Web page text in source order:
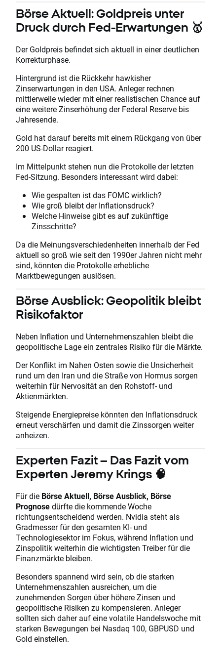
Börse Aktuell: Goldpreis unter
Druck durch Fed-Erwartungen 🥇
Der Goldpreis befindet sich aktuell in einer deutlichen
Korrekturphase.
Hintergrund ist die Rückkehr hawkisher
Zinserwartungen in den USA. Anleger rechnen
mittlerweile wieder mit einer realistischen Chance auf
eine weitere Zinserhöhung der Federal Reserve bis
Jahresende.
Gold hat darauf bereits mit einem Rückgang von über
200 US-Dollar reagiert.
Im Mittelpunkt stehen nun die Protokolle der letzten
Fed-Sitzung. Besonders interessant wird dabei:
Wie gespalten ist das FOMC wirklich?
Wie groß bleibt der Inflationsdruck?
Welche Hinweise gibt es auf zukünftige
Zinsschritte?
Da die Meinungsverschiedenheiten innerhalb der Fed
aktuell so groß wie seit den 1990er Jahren nicht mehr
sind, könnten die Protokolle erhebliche
Marktbewegungen auslösen.
Börse Ausblick: Geopolitik bleibt
Risikofaktor
Neben Inflation und Unternehmenszahlen bleibt die
geopolitische Lage ein zentrales Risiko für die Märkte.
Der Konflikt im Nahen Osten sowie die Unsicherheit
rund um den Iran und die Straße von Hormus sorgen
weiterhin für Nervosität an den Rohstoff- und
Aktienmärkten.
Steigende Energiepreise könnten den Inflationsdruck
erneut verschärfen und damit die Zinssorgen weiter
anheizen.
Experten Fazit – Das Fazit vom
Experten Jeremy Krings 🧠
Für die Börse Aktuell, Börse Ausblick, Börse
Prognosedürfte die kommende Woche
richtungsentscheidend werden. Nvidia steht als
Gradmesser für den gesamten KI- und
Technologiesektor im Fokus, während Inflation und
Zinspolitik weiterhin die wichtigsten Treiber für die
Finanzmärkte bleiben.
Besonders spannend wird sein, ob die starken
Unternehmenszahlen ausreichen, um die
zunehmenden Sorgen über höhere Zinsen und
geopolitische Risiken zu kompensieren. Anleger
sollten sich daher auf eine volatile Handelswoche mit
starken Bewegungen bei Nasdaq 100, GBPUSD und
Gold einstellen.